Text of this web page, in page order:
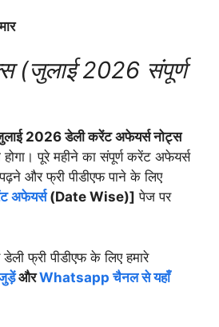
(जुलाई 2026 संपूर्ण
2026 डेली करेंट अफेयर्स नोट्स
पूरे महीने का संपूर्ण करेंट अफेयर्स
और फ्री पीडीएफ पाने के लिए
अफेयर्स(Date Wise)] पेज पर
फ्री पीडीएफ के लिए हमारे
औरWhatsapp चैनल से यहाँ